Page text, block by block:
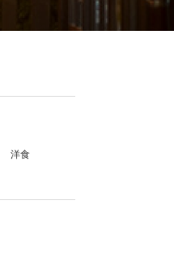
洋食